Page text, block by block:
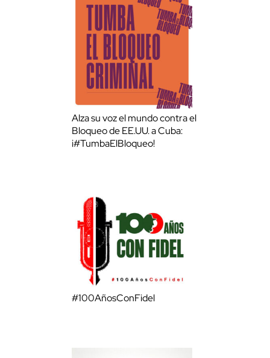
Alza su voz el mundo contra el
Bloqueo de EE.UU. a Cuba:
¡#TumbaElBloqueo!
#100AñosConFidel